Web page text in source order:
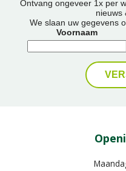
Ontvang ongeveer 1x per
nieuws
We slaan uw gegevens
Voornaam